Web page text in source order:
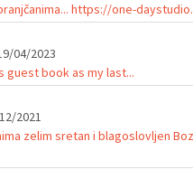
https://one-
04/2023
guest book as my last...
2021
zelim sretan i blagoslovljen